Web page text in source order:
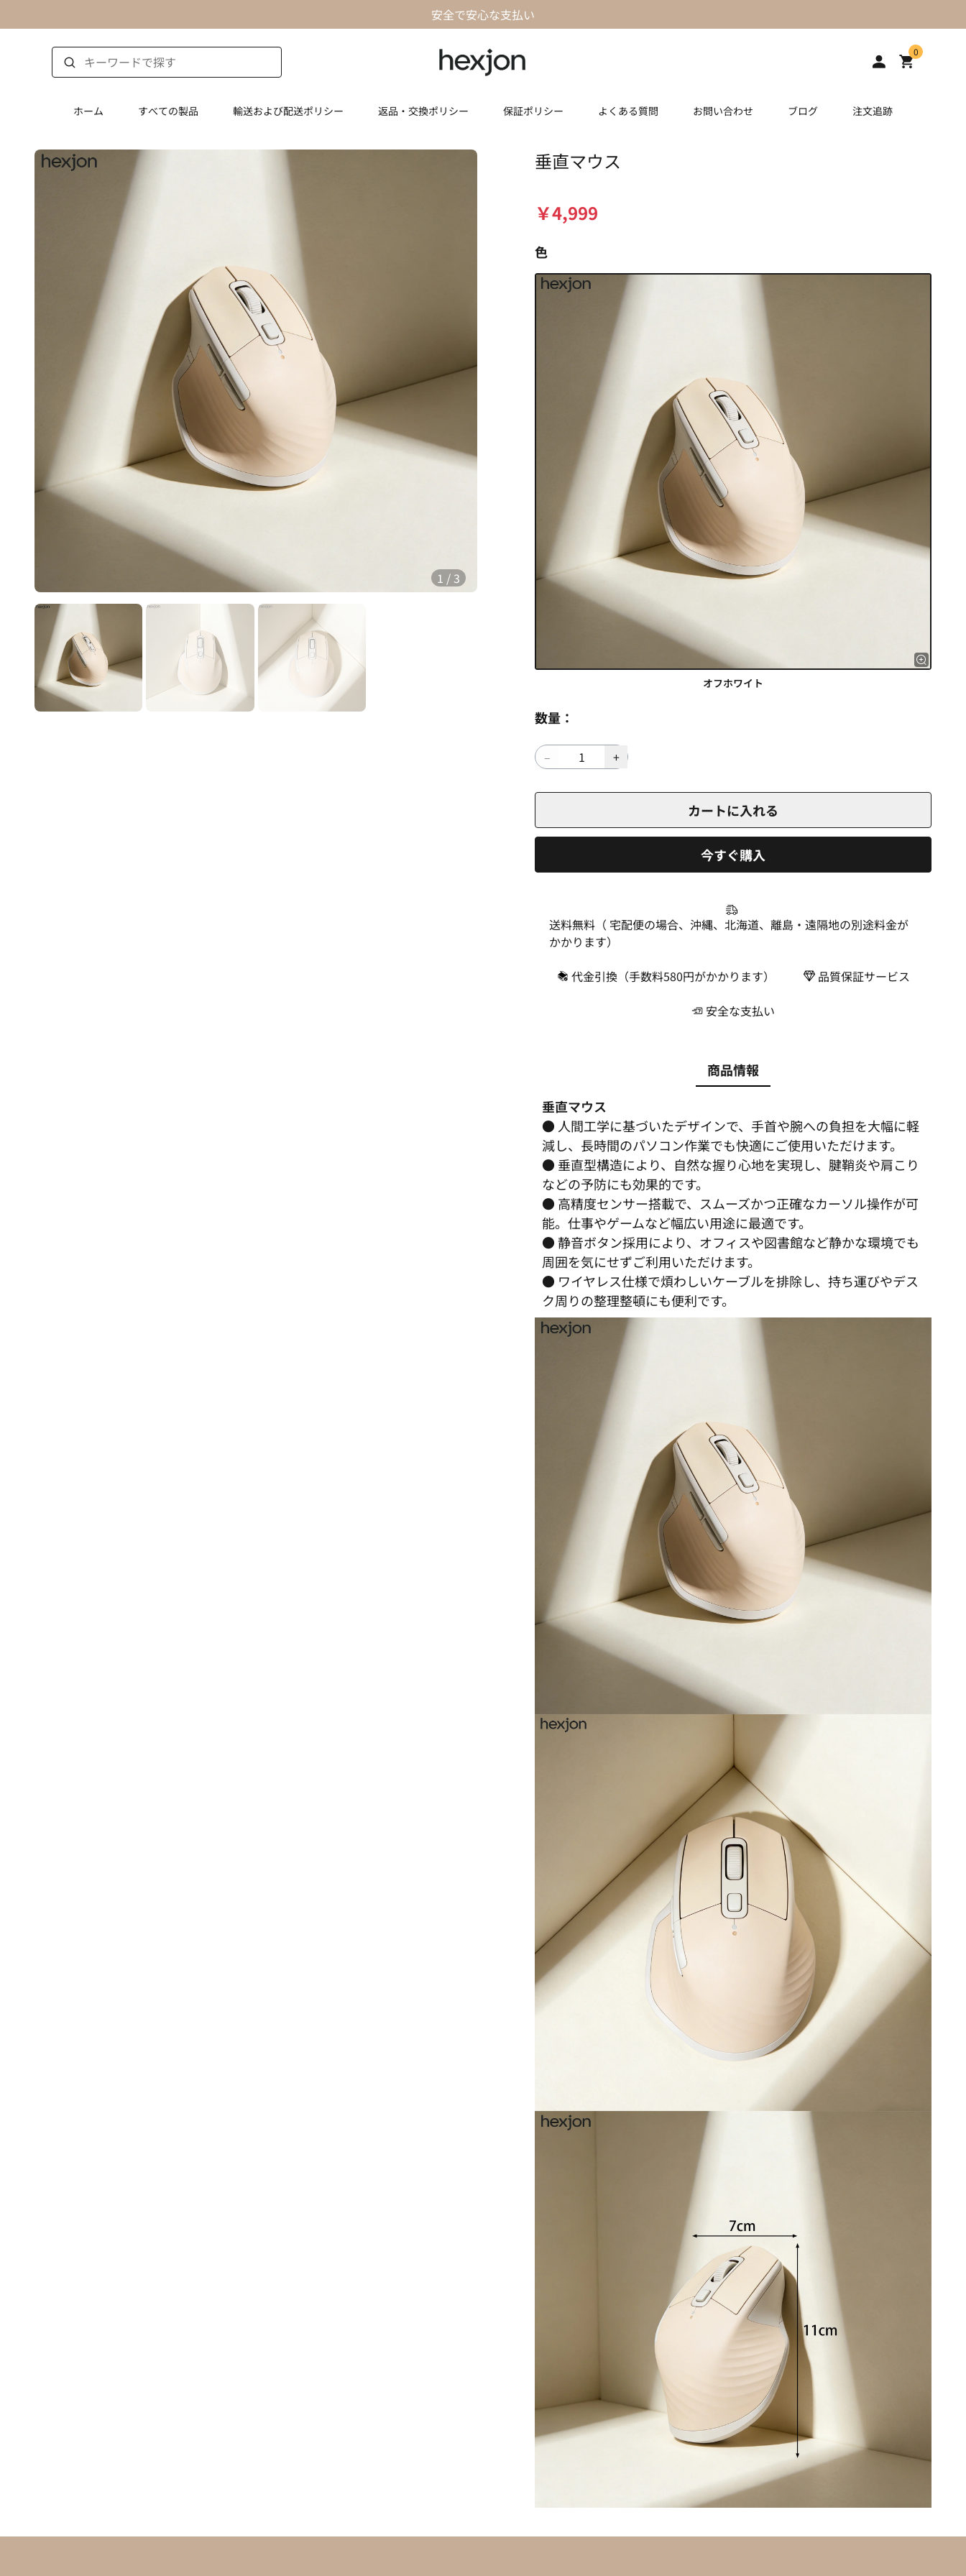
安全で安心な支払い
0
ホーム すべての製品 輸送および配送ポリシー 返品・交換ポリシー 保証ポリシー よくある質問 お問い合わせ ブログ 注文追跡
1 /3
垂直マウス
￥4,999
色
オフホワイト
数量：
カートに入れる
今すぐ購入
送料無料（ 宅配便の場合、沖縄、北海道、離島・遠隔地の別途料金が
かかります）
代金引換（手数料580円がかかります）
品質保証サービス
安全な支払い
商品情報
垂直マウス
● 人間工学に基づいたデザインで、手首や腕への負担を大幅に軽
減し、長時間のパソコン作業でも快適にご使用いただけます。
● 垂直型構造により、自然な握り心地を実現し、腱鞘炎や肩こり
などの予防にも効果的です。
● 高精度センサー搭載で、スムーズかつ正確なカーソル操作が可
能。仕事やゲームなど幅広い用途に最適です。
● 静音ボタン採用により、オフィスや図書館など静かな環境でも
周囲を気にせずご利用いただけます。
● ワイヤレス仕様で煩わしいケーブルを排除し、持ち運びやデス
ク周りの整理整頓にも便利です。